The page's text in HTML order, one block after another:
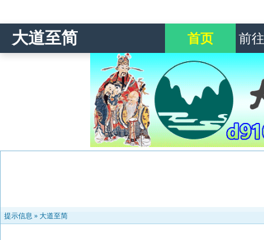
大道至简 首页 前
提示信息 » 大道至简